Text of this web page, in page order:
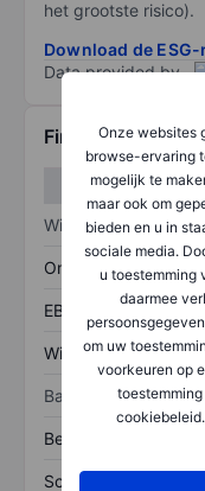
Onze websites
browse-ervaring
mogelijk te
maar ook om
bieden en u in
sociale media.
u toestemming
daarmee
om uw
voorkeuren op
het grootste risico).
Download de
Data provided by
Financiële
Winst/verlies
Omzet
EBITDA
Winst
Balans
Bezittingen
Schulden